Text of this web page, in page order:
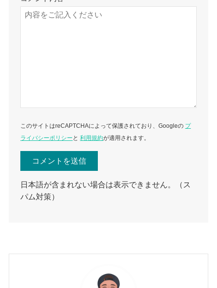
このサイトはreCAPTCHAによって保護されており、Googleの プ
ライバシーポリシー と利用規約が適用されます。
日本語が含まれない場合は表示できません。（ス
パム対策）